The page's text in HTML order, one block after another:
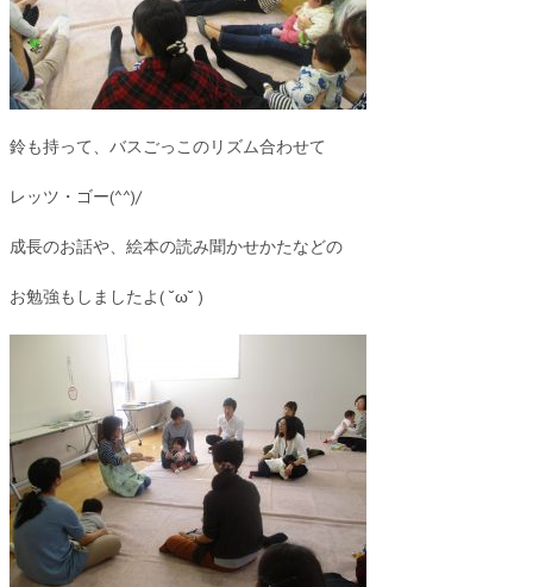
鈴も持って、バスごっこのリズム合わせて
レッツ・ゴー(^^)/
成長のお話や、絵本の読み聞かせかたなどの
お勉強もしましたよ( ˘ω˘ )